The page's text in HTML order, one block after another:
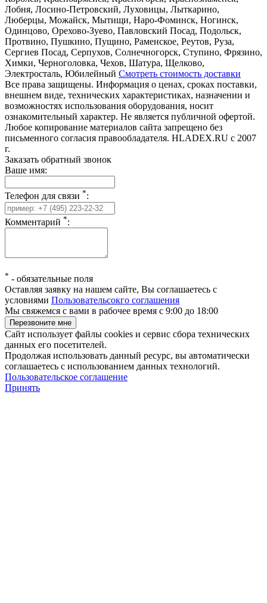
Лобня, Лосино-Петровский, Луховицы, Лыткарино,
Люберцы, Можайск, Мытищи, Наро-Фоминск, Ногинск,
Одинцово, Орехово-Зуево, Павловский Посад, Подольск,
Протвино, Пушкино, Пущино, Раменское, Реутов, Руза,
Сергиев Посад, Серпухов, Солнечногорск, Ступино, Фрязино,
Химки, Черноголовка, Чехов, Шатура, Щелково,
Электросталь, Юбилейный Смотреть стоимость доставки
Все права защищены. Информация о ценах, сроках поставки,
внешнем виде, технических характеристиках, назначении и
возможностях использования оборудования, носит
ознакомительный характер. Не является публичной офертой.
Любое копирование материалов сайта запрещено без
письменного согласия правообладателя. HLADEX.RU c 2007
г.
Заказать обратный звонок
Ваше имя:
Телефон для связи *:
Комментарий *:
* - обязательные поля
Оставляя заявку на нашем сайте, Вы соглашаетесь с
условиями Пользовательсокго соглашения
Мы свяжемся с вами в рабочее время с 9:00 до 18:00
Сайт использует файлы cookies и сервис сбора технических
данных его посетителей.
Продолжая использовать данный ресурс, вы автоматически
соглашаетесь с использованием данных технологий.
Пользовательское соглашение
Принять